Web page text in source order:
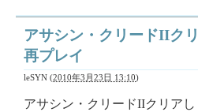
アサシン・クリードIIク
再プレイ
leSYN (2010年3月23日 13:10)
アサシン・クリードIIクリア